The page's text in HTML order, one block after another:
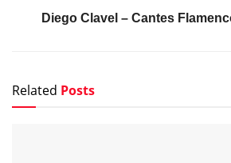
Diego Clavel – Cantes
Related Posts